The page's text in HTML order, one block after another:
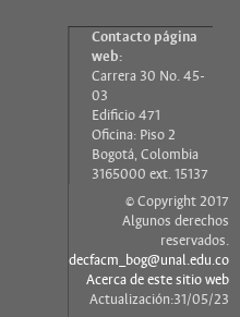
Contacto página
web:
Carrera 30 No. 45-
03
Edificio 471
Oficina: Piso 2
Bogotá, Colombia
3165000 ext. 15137
© Copyright 2017
Algunos derechos
reservados.
decfacm_bog@unal.edu.co
Acerca de este sitio web
Actualización:31/05/23